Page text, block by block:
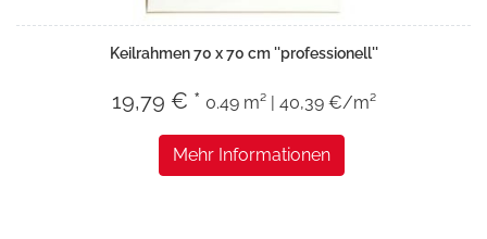
Keilrahmen 70 x 70 cm ''professionell''
19,79 € * 0.49 m² | 40,39 €/m²
Mehr Informationen